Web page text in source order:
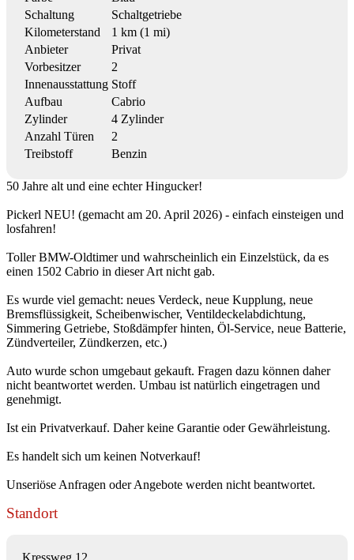
Schaltung
Schaltgetriebe
Kilometerstand
1 km (1 mi)
Anbieter
Privat
Vorbesitzer
2
Innenausstattung Stoff
Aufbau
Cabrio
Zylinder
4 Zylinder
Anzahl Türen
2
Treibstoff
Benzin
50 Jahre alt und eine echter Hingucker!
Pickerl NEU! (gemacht am 20. April 2026) - einfach einsteigen und
losfahren!
Toller BMW-Oldtimer und wahrscheinlich ein Einzelstück, da es
einen 1502 Cabrio in dieser Art nicht gab.
Es wurde viel gemacht: neues Verdeck, neue Kupplung, neue
Bremsflüssigkeit, Scheibenwischer, Ventildeckelabdichtung,
Simmering Getriebe, Stoßdämpfer hinten, Öl-Service, neue Batterie,
Zündverteiler, Zündkerzen, etc.)
Auto wurde schon umgebaut gekauft. Fragen dazu können daher
nicht beantwortet werden. Umbau ist natürlich eingetragen und
genehmigt.
Ist ein Privatverkauf. Daher keine Garantie oder Gewährleistung.
Es handelt sich um keinen Notverkauf!
Unseriöse Anfragen oder Angebote werden nicht beantwortet.
Standort
Kressweg 12